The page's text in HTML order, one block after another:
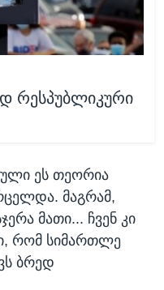
რესპუბლიკური
ეს თეორია
მაგრამ,
მათი... ჩვენ კი
რომ სიმართლე
ბრედ